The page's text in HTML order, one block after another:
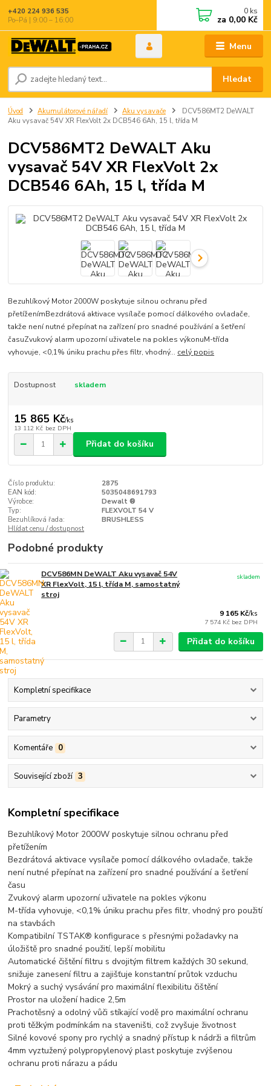
Menu
Hledat
+420 224 936 535
Po–Pá | 9:00 – 16:00
0 ks
za 0,00 Kč
Úvod Akumulátorové nářadí Aku vysavače
DCV586MT2 DeWALT
Aku vysavač 54V XR FlexVolt 2x DCB546 6Ah, 15 l, třída M
DCV586MT2 DeWALT Aku
vysavač 54V XR FlexVolt 2x
DCB546 6Ah, 15 l, třída M
Bezuhlíkový Motor 2000W poskytuje silnou ochranu před
přetíženímBezdrátová aktivace vysílače pomocí dálkového ovladače,
takže není nutné přepínat na zařízení pro snadné používání a šetření
časuZvukový alarm upozorní uživatele na pokles výkonuM-třída
vyhovuje, <0,1% úniku prachu přes filtr, vhodný... celý popis
Dostupnost skladem
15 865 Kč/ks
13 112 Kč bez DPH
Přidat do košíku
Číslo produktu:
2875
EAN kód:
5035048691793
Výrobce:
Dewalt ®
Typ:
FLEXVOLT 54 V
Bezuhlíková řada:
BRUSHLESS
Hlídat cenu / dostupnost
Podobné produkty
DCV586MN DeWALT Aku vysavač 54V
XR FlexVolt, 15 l, třída M, samostatný
stroj
9 165 Kč/ks
7 574 Kč bez DPH
skladem
Přidat do košíku
Kompletní specifikace
Parametry
Komentáře 0
Související zboží 3
Kompletní specifikace
Bezuhlíkový Motor 2000W poskytuje silnou ochranu před
přetížením
Bezdrátová aktivace vysílače pomocí dálkového ovladače, takže
není nutné přepínat na zařízení pro snadné používání a šetření
času
Zvukový alarm upozorní uživatele na pokles výkonu
M-třída vyhovuje, <0,1% úniku prachu přes filtr, vhodný pro použití
na stavbách
Kompatibilní TSTAK® konfigurace s přesnými požadavky na
úložiště pro snadné použití, lepší mobilitu
Automatické čištění filtru s dvojitým filtrem každých 30 sekund,
snižuje zanesení filtru a zajišťuje konstantní průtok vzduchu
Mokrý a suchý vysávání pro maximální flexibilitu čištění
Prostor na uložení hadice 2,5m
Prachotěsný a odolný vůči stíkající vodě pro maximální ochranu
proti těžkým podmínkám na staveništi, což zvyšuje životnost
Silné kovové spony pro rychlý a snadný přístup k nádrži a filtrům
4mm vyztužený polypropylenový plast poskytuje zvýšenou
ochranu proti nárazu a pádu